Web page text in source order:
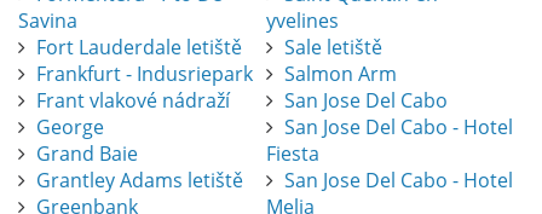
Savina
Fort Lauderdale letiště
Frankfurt - Indusriepark
Frant vlakové nádraží
George
Grand Baie
Grantley Adams letiště
Greenbank
yvelines
Sale letiště
Salmon Arm
San Jose Del Cabo
San Jose Del Cabo - Hotel
Fiesta
San Jose Del Cabo - Hotel
Melia